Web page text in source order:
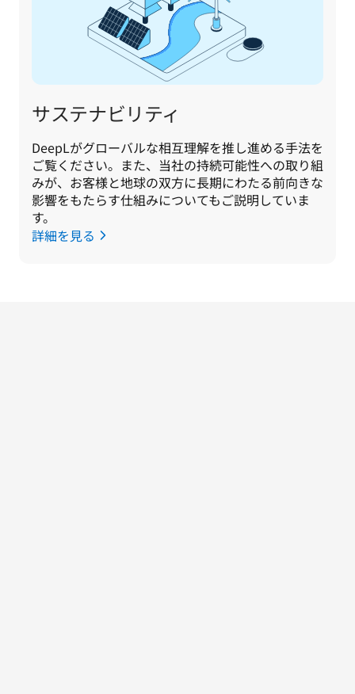
サステナビリティ
DeepLがグローバルな相互理解を推し進める手法を
ご覧ください。また、当社の持続可能性への取り組
みが、お客様と地球の双方に長期にわたる前向きな
影響をもたらす仕組みについてもご説明していま
す。
詳細を見る